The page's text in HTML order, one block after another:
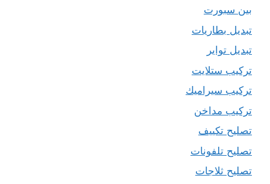
بين سبورت
تبديل بطاريات
تبديل تواير
تركيب ستلايت
تركيب سيراميك
تركيب مداخن
تصليح تكييف
تصليح تلفونات
تصليح ثلاجات